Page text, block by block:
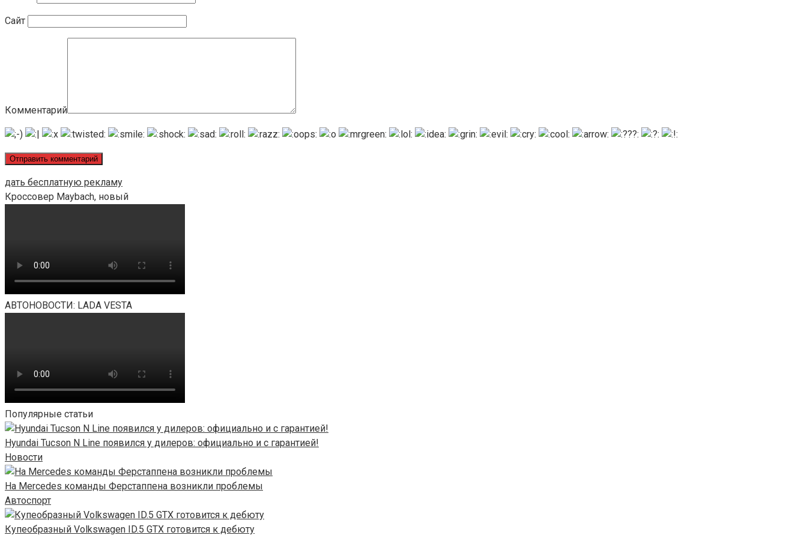
Сайт
Комментарий
дать бесплатную рекламу
Кроссовер Maybach, новый
АВТОНОВОСТИ: LADA VESTA
Популярные статьи
Hyundai Tucson N Line появился у дилеров: официально и с гарантией!
Новости
На Mercedes команды Ферстаппена возникли проблемы
Автоспорт
Купеобразный Volkswagen ID.5 GTX готовится к дебюту